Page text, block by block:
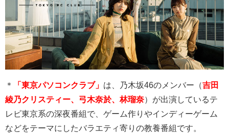
＊ 「東京パソコンクラブ」 は、乃木坂46のメンバー（吉田
綾乃クリスティー、弓木奈於、林瑠奈）が出演しているテ
レビ東京系の深夜番組で、ゲーム作りやインディーゲーム
などをテーマにしたバラエティ寄りの教養番組です。